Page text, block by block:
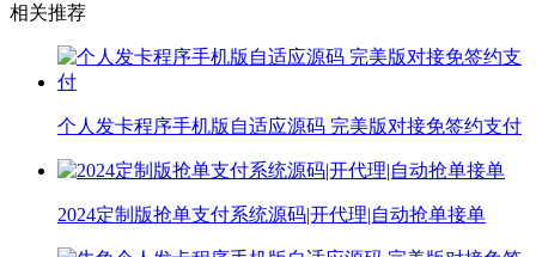
相关推荐
个人发卡程序手机版自适应源码 完美版对接免签约支付
2024定制版抢单支付系统源码|开代理|自动抢单接单